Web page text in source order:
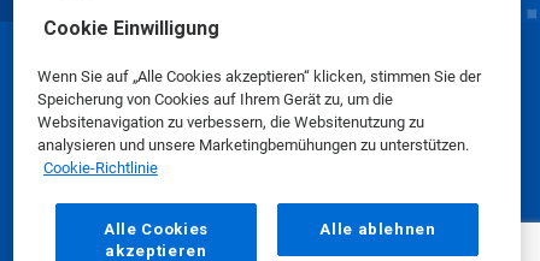
Cookie Einwilligung
Wenn Sie auf „Alle Cookies akzeptieren“ klicken, stimmen Sie der
Speicherung von Cookies auf Ihrem Gerät zu, um die
Websitenavigation zu verbessern, die Websitenutzung zu
analysieren und unsere Marketingbemühungen zu unterstützen.
Cookie-Richtlinie
Alle Cookies
akzeptieren
Alle ablehnen
© Ecolab Inc. 2025
Sicherheitsdatenblätter|Datenschutzrichtlinie